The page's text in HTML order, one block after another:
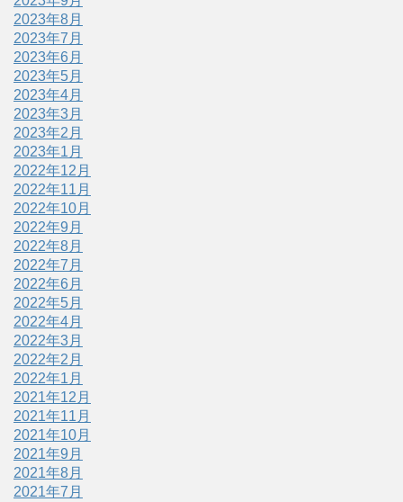
2023年8月
2023年7月
2023年6月
2023年5月
2023年4月
2023年3月
2023年2月
2023年1月
2022年12月
2022年11月
2022年10月
2022年9月
2022年8月
2022年7月
2022年6月
2022年5月
2022年4月
2022年3月
2022年2月
2022年1月
2021年12月
2021年11月
2021年10月
2021年9月
2021年8月
2021年7月